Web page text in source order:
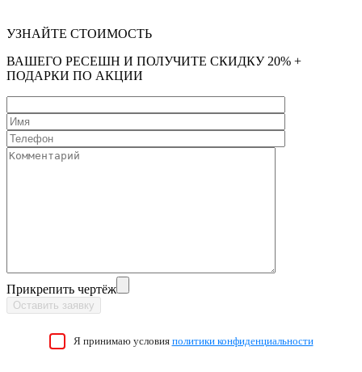
УЗНАЙТЕ СТОИМОСТЬ
ВАШЕГО РЕСЕШН И ПОЛУЧИТЕ СКИДКУ 20% +
ПОДАРКИ ПО АКЦИИ
Прикрепить чертёж
Я принимаю условия политики конфиденциальности